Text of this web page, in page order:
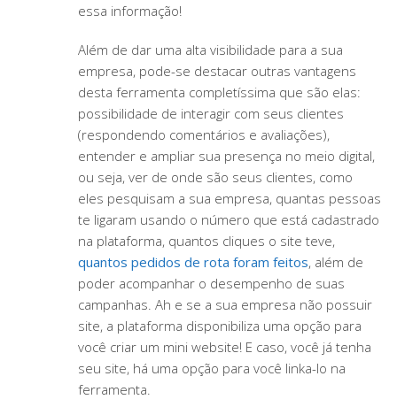
essa informação!
Além de dar uma alta visibilidade para a sua
empresa, pode-se destacar outras vantagens
desta ferramenta completíssima que são elas:
possibilidade de interagir com seus clientes
(respondendo comentários e avaliações),
entender e ampliar sua presença no meio digital,
ou seja, ver de onde são seus clientes, como
eles pesquisam a sua empresa, quantas pessoas
te ligaram usando o número que está cadastrado
na plataforma, quantos cliques o site teve,
quantos pedidos de rota foram feitos, além de
poder acompanhar o desempenho de suas
campanhas. Ah e se a sua empresa não possuir
site, a plataforma disponibiliza uma opção para
você criar um mini website! E caso, você já tenha
seu site, há uma opção para você linka-lo na
ferramenta.